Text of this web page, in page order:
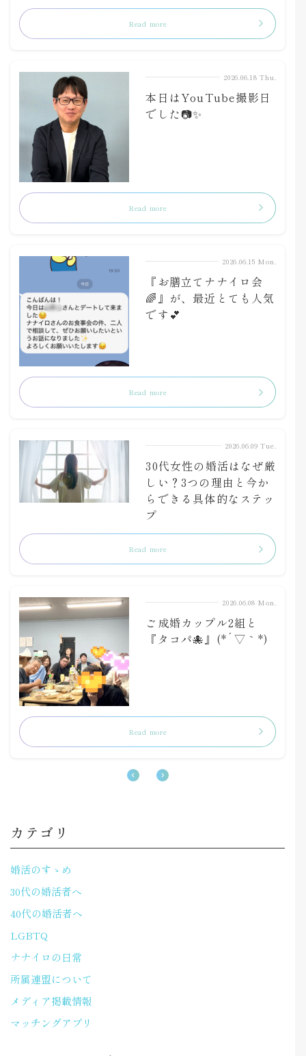
Read more
2026.06.18 Thu.
本日はYouTube撮影日
でした📷✨
Read more
2026.06.15 Mon.
『お膳立てナナイロ会
🌈』が、最近とても人気
です💕
Read more
2026.06.09 Tue.
30代女性の婚活はなぜ厳
しい？3つの理由と今か
らできる具体的なステッ
プ
Read more
2026.06.08 Mon.
ご成婚カップル2組と
『タコパ🐙』(*´▽｀*)
Read more
カテゴリ
婚活のすゝめ
30代の婚活者へ
40代の婚活者へ
LGBTQ
ナナイロの日常
所属連盟について
メディア掲載情報
マッチングアプリ